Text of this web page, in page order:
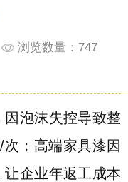
浏览数量： 747
泡沫失控导致整
；高端家具漆因
企业年返工成本